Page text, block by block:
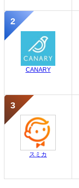
CANARY
スミカ